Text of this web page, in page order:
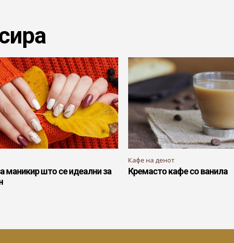
маникир што се идеални за
Кафе на денот
Кремасто кафе со ванила